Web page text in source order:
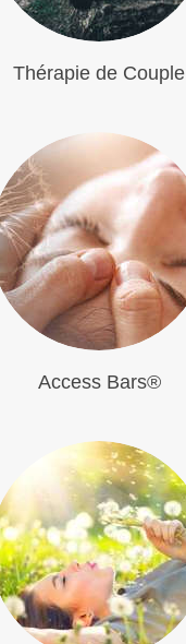
Thérapie de Couple
Access Bars®